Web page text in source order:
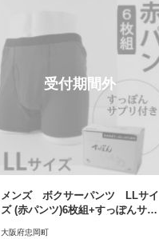
受付期間外
メンズ ボクサーパンツ LLサイ
ズ (赤パンツ)6枚組+すっぽんサプ
大阪府忠岡町